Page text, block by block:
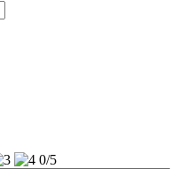
0/5